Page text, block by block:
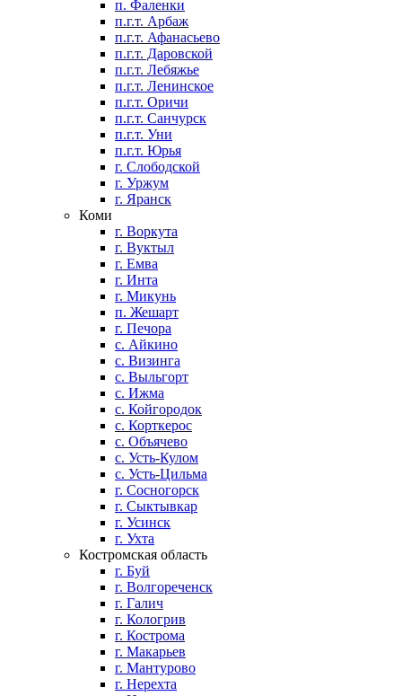
п. Фаленки
п.г.т. Арбаж
п.г.т. Афанасьево
п.г.т. Даровской
п.г.т. Лебяжье
п.г.т. Ленинское
п.г.т. Оричи
п.г.т. Санчурск
п.г.т. Уни
п.г.т. Юрья
г. Слободской
г. Уржум
г. Яранск
Коми
г. Воркута
г. Вуктыл
г. Емва
г. Инта
г. Микунь
п. Жешарт
г. Печора
с. Айкино
с. Визинга
с. Выльгорт
с. Ижма
с. Койгородок
с. Корткерос
с. Объячево
с. Усть-Кулом
с. Усть-Цильма
г. Сосногорск
г. Сыктывкар
г. Усинск
г. Ухта
Костромская область
г. Буй
г. Волгореченск
г. Галич
г. Кологрив
г. Кострома
г. Макарьев
г. Мантурово
г. Нерехта